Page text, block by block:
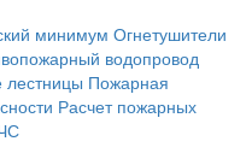
минимум Огнетушители
водопровод
Пожарная
Расчет пожарных